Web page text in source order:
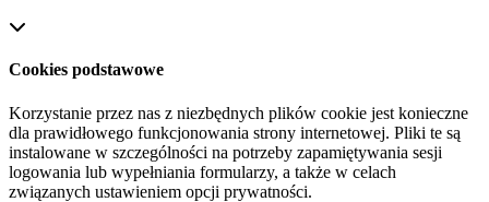
Cookies podstawowe
Korzystanie przez nas z niezbędnych plików cookie jest konieczne
dla prawidłowego funkcjonowania strony internetowej. Pliki te są
instalowane w szczególności na potrzeby zapamiętywania sesji
logowania lub wypełniania formularzy, a także w celach
związanych ustawieniem opcji prywatności.